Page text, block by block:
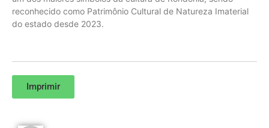
reconhecido como Patrimônio Cultural de Natureza Imaterial
do estado desde 2023.
Imprimir